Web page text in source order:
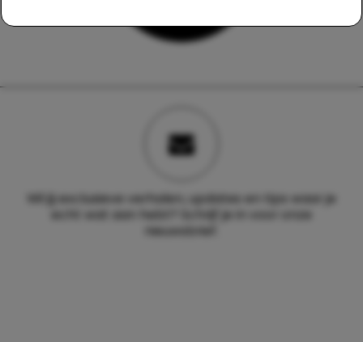
Wil jij exclusieve verhalen, updates en tips waar je
echt wat aan hebt? Schrijf je in voor onze
nieuwsbrief.